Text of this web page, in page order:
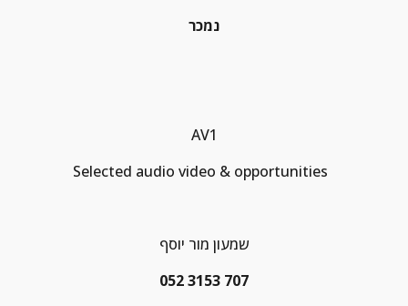
נמכר
AV1
Selected audio video & opportunities
שמעון מור יוסף
052 3153 707